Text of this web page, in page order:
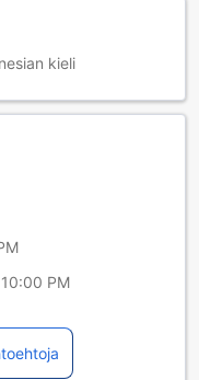
kieli
10:00 PM